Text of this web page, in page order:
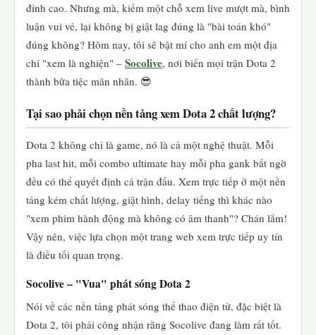
đỉnh cao. Nhưng mà, kiếm một chỗ xem live mượt mà, bình
luận vui vẻ, lại không bị giật lag đúng là "bài toán khó"
đúng không? Hôm nay, tôi sẽ bật mí cho anh em một địa
chỉ "xem là nghiện" – Socolive, nơi biến mọi trận Dota 2
thành bữa tiệc mãn nhãn. 😎
Tại sao phải chọn nền tảng xem Dota 2 chất lượng?
Dota 2 không chỉ là game, nó là cả một nghệ thuật. Mỗi
pha last hit, mỗi combo ultimate hay mỗi pha gank bất ngờ
đều có thể quyết định cả trận đấu. Xem trực tiếp ở một nền
tảng kém chất lượng, giật hình, delay tiếng thì khác nào
"xem phim hành động mà không có âm thanh"? Chán lắm!
Vậy nên, việc lựa chọn một trang web xem trực tiếp uy tín
là điều tối quan trọng.
Socolive – "Vua" phát sóng Dota 2
Nói về các nền tảng phát sóng thể thao điện tử, đặc biệt là
Dota 2, tôi phải công nhận rằng Socolive đang làm rất tốt.